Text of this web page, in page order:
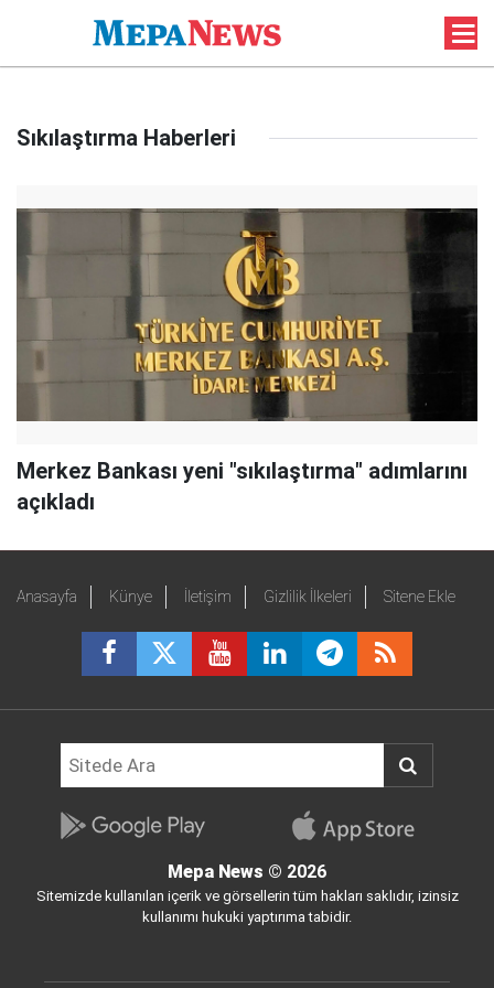
Sıkılaştırma Haberleri
Merkez Bankası yeni "sıkılaştırma" adımlarını
açıkladı
Anasayfa Künye İletişim Gizlilik İlkeleri Sitene Ekle
Mepa News © 2026
Sitemizde kullanılan içerik ve görsellerin tüm hakları saklıdır, izinsiz
kullanımı hukuki yaptırıma tabidir.